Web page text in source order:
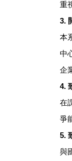
重
3.
本
中
企
4.
在
爭
5.
與